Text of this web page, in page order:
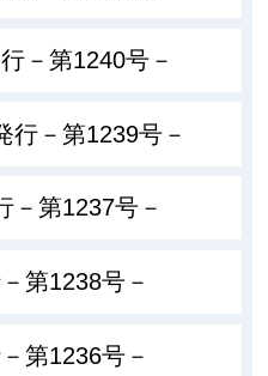
－第1240号－
行－第1239号－
－第1237号－
第1238号－
第1236号－